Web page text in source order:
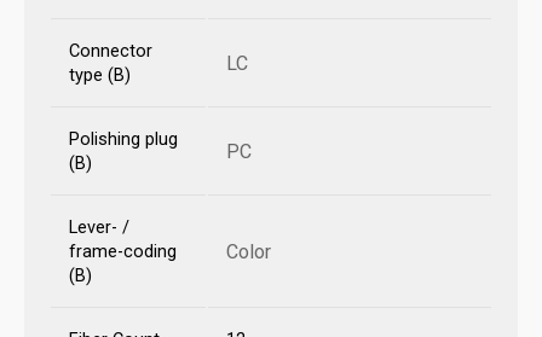
Connector
type (B)
LC
Polishing plug
(B)
PC
Lever- /
frame-coding
(B)
Color